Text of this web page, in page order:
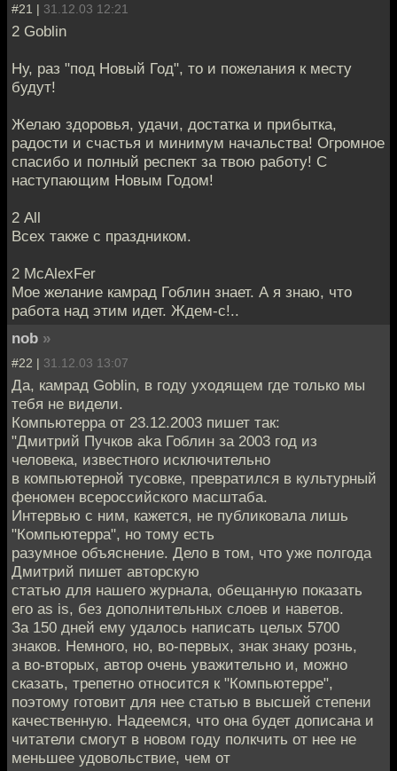
#21 | 31.12.03 12:21
2 Goblin
Ну, раз "под Новый Год", то и пожелания к месту
будут!
Желаю здоровья, удачи, достатка и прибытка,
радости и счастья и минимум начальства! Огромное
спасибо и полный респект за твою работу! С
наступающим Новым Годом!
2 All
Всех также с праздником.
2 McAlexFer
Мое желание камрад Гоблин знает. А я знаю, что
работа над этим идет. Ждем-с!..
nob »
#22 | 31.12.03 13:07
Да, камрад Goblin, в году уходящем где только мы
тебя не видели.
Компьютерра от 23.12.2003 пишет так:
"Дмитрий Пучков aka Гоблин за 2003 год из
человека, известного исключительно
в компьютерной тусовке, превратился в культурный
феномен всероссийского масштаба.
Интервью с ним, кажется, не публиковала лишь
"Компьютерра", но тому есть
разумное объяснение. Дело в том, что уже полгода
Дмитрий пишет авторскую
статью для нашего журнала, обещанную показать
его as is, без дополнительных слоев и наветов.
За 150 дней ему удалось написать целых 5700
знаков. Немного, но, во-первых, знак знаку рознь,
а во-вторых, автор очень уважительно и, можно
сказать, трепетно относится к "Компьютерре",
поэтому готовит для нее статью в высшей степени
качественную. Надеемся, что она будет дописана и
читатели смогут в новом году полкчить от нее не
меньшее удовольствие, чем от